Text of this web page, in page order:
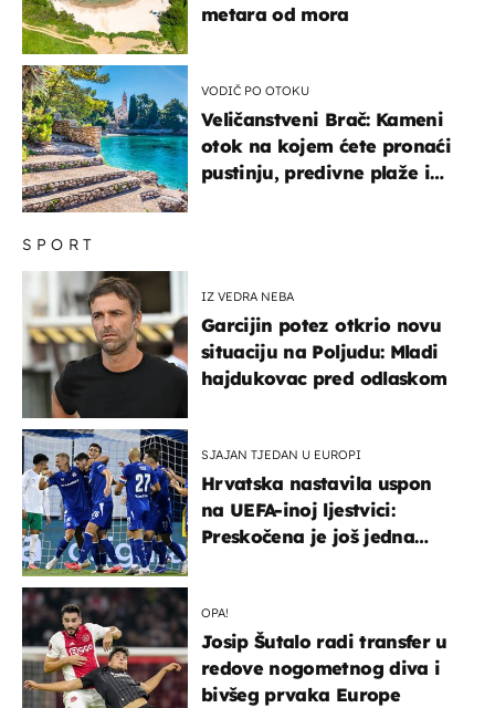
SPORT
IZ VEDRA NEBA
Garcijin potez otkrio novu
situaciju na Poljudu: Mladi
hajdukovac pred odlaskom
SJAJAN TJEDAN U EUROPI
Hrvatska nastavila uspon
na UEFA-inoj ljestvici:
Preskočena je još jedna
OPA!
Josip Šutalo radi transfer u
redove nogometnog diva i
bivšeg prvaka Europe
metara od mora
VODIČ PO OTOKU
Veličanstveni Brač: Kameni
otok na kojem ćete pronaći
pustinju, predivne plaže i